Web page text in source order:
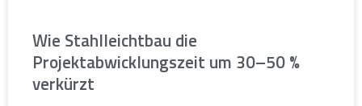
Wie Stahlleichtbau die
Projektabwicklungszeit um 30–50 %
verkürzt